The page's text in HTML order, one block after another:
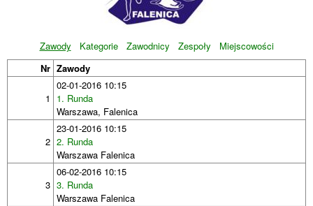
Zawody Kategorie Zawodnicy Zespoły
Miejscowości
Nr Zawody
1
02-01-2016 10:15
1. Runda
Warszawa, Falenica
2
23-01-2016 10:15
2. Runda
Warszawa Falenica
3
06-02-2016 10:15
3. Runda
Warszawa Falenica